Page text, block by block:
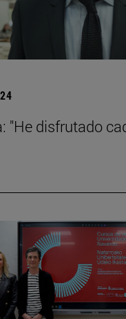
"He disfrutado